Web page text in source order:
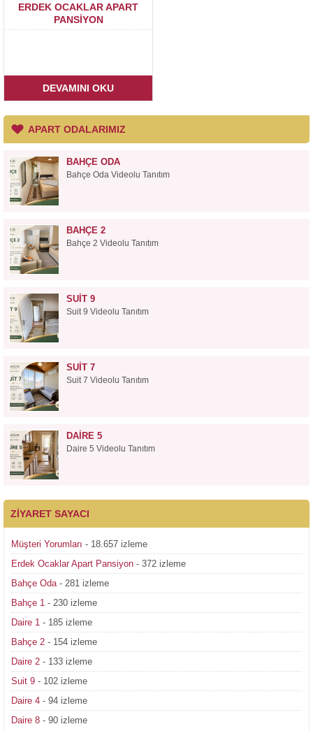
ERDEK OCAKLAR APART
PANSIYON
DEVAMINI OKU
APART ODALARIMIZ
BAHÇE ODA
Bahçe Oda Videolu Tanıtım
BAHÇE 2
Bahçe 2 Videolu Tanıtım
SUIT 9
Suit 9 Videolu Tanıtım
SUIT 7
Suit 7 Videolu Tanıtım
DAIRE 5
Daire 5 Videolu Tanıtım
ZIYARET SAYACI
Müşteri Yorumları - 18.657 izleme
Erdek Ocaklar Apart Pansiyon - 372 izleme
Bahçe Oda- 281 izleme
Bahçe 1 - 230 izleme
Daire 1 - 185 izleme
Bahçe 2 - 154 izleme
Daire 2 - 133 izleme
Suit 9 - 102 izleme
Daire 4 - 94 izleme
Daire 8 - 90 izleme